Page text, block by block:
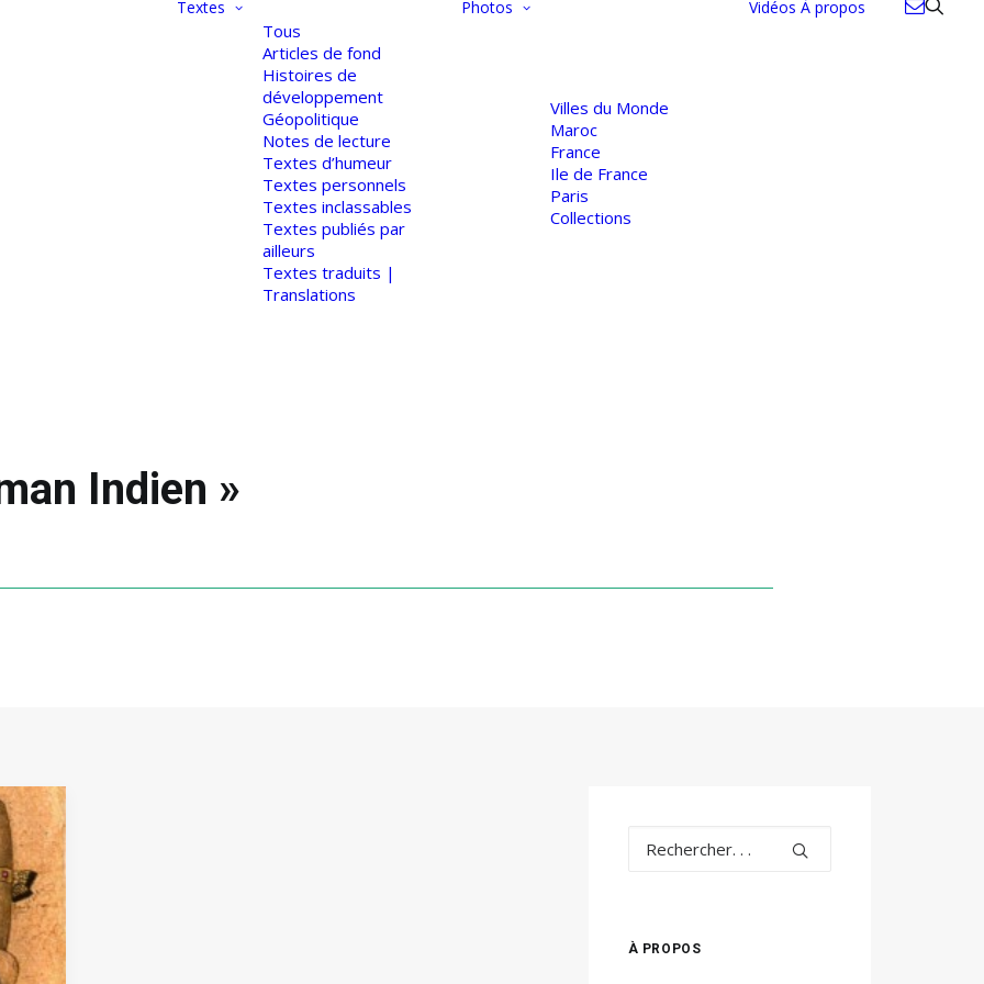
Textes
Tous
Articles de fond
Histoires de
développement
Géopolitique
Notes de lecture
Textes d’humeur
Textes personnels
Textes inclassables
Textes publiés par
ailleurs
Textes traduits |
Translations
Photos
Villes du Monde
Maroc
France
Ile de France
Paris
Collections
Vidéos À propos
Indien »
À PROPOS